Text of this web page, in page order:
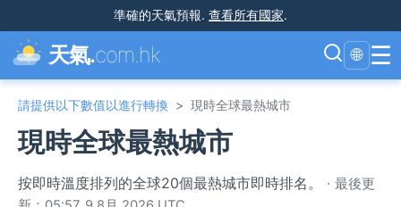
準確的天氣預報. 查看所有國家.
天氣.com.hk 🌐 ☰
請提供以下數值以進行轉換 > 現時全球最熱城市
現時全球最熱城市
按即時溫度排列的全球20個最熱城市即時排名。 · 最後更